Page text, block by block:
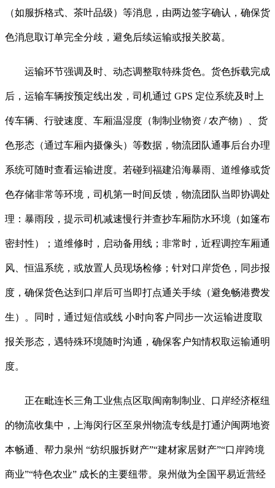
（如服拆格式、茶叶品级）等消息，由两边签字确认，确保货
色消息取订单完全分歧，避免后续运输或报关胶葛。
运输环节强调及时、动态调整取特殊货色。货色拆载完成
后，运输车辆按预定线出发，司机通过 GPS 定位系统及时上
传车辆、行驶速度、车厢温湿度（制制业物资 / 农产物）、货
色形态（通过车厢内摄像头）等数据，物流团队通事后台办理
系统可随时查看运输进度。若碰到福建沿海暴雨、道维修或货
色存储非常等环境，司机第一时间反馈，物流团队当即协调处
理：暴雨段，提示司机减速慢行并查抄车厢防水环境（如篷布
密封性）；道维修时，启动备用线；非常时，近程调控车厢通
风、恒温系统，或放置人员现场检修；针对口岸货色，同步报
度，确保货色达到口岸后可当即打点通关手续（避免畅港费发
生）。同时，通过短信或线 小时向客户同步一次运输进度取
报关形态，遇特殊环境随时沟通，确保客户知情权取运输通明
度。
正在毗连长三角工业焦点区取闽南制制业、口岸经济枢纽
的物流收集中，上海闵行区至泉州物流专线是打通沪闽两地资
本畅通、帮力泉州 “纺织服拆财产”“建材家居财产”“口岸跨境
商业”“特色农业” 成长的主要纽带。泉州做为全国平易近营经